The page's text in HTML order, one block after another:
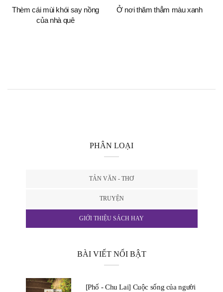
Thèm cái mùi khói say nồng
của nhà quê
Ở nơi thăm thẳm màu xanh
PHÂN LOẠI
TẢN VĂN - THƠ
TRUYỆN
GIỚI THIỆU SÁCH HAY
BÀI VIẾT NỔI BẬT
[Phố - Chu Lai] Cuộc sống của người